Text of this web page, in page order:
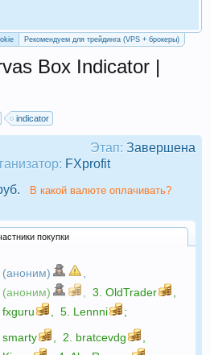
Рекомендуем для трейдинга (VPS + брокеры)
Box Indicator |
indicator
Этап: Завершена
FXprofit
В какой валюте оплачивать?
покупки
(аноним)
(аноним)
3. OldTrader
fxguru 5. Lennni
;
smarty 2. bratcevdg